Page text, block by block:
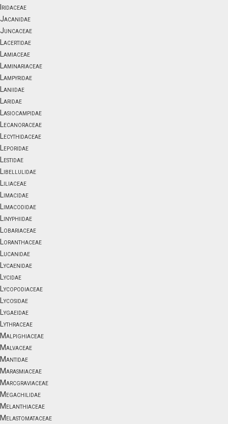
Iridaceae
Jacanidae
Juncaceae
Lacertidae
Lamiaceae
Laminariaceae
Lampyridae
Laniidae
Laridae
Lasiocampidae
Lecanoraceae
Lecythidaceae
Leporidae
Lestidae
Libellulidae
Liliaceae
Limacidae
Limacodidae
Linyphiidae
Lobariaceae
Loranthaceae
Lucanidae
Lycaenidae
Lycidae
Lycopodiaceae
Lycosidae
Lygaeidae
Lythraceae
Malpighiaceae
Malvaceae
Mantidae
Marasmiaceae
Marcgraviaceae
Megachilidae
Melanthiaceae
Melastomataceae